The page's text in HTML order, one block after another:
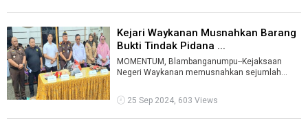
Kejari Waykanan Musnahkan Barang
Bukti Tindak Pidana ...
MOMENTUM, Blambanganumpu--Kejaksaan
Negeri Waykanan memusnahkan sejumlah
telah ber ...
25 Sep 2024, 603 Views